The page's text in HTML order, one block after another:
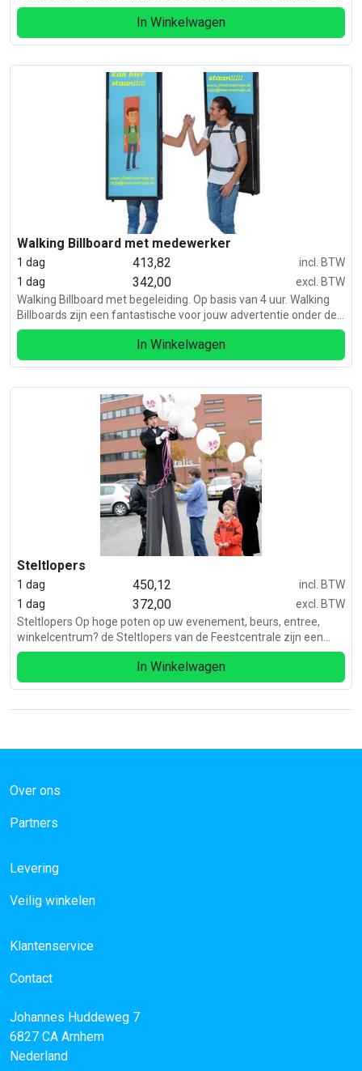
brengen en tegelijkertijd te communiceren met potentiële
In Winkelwagen
Walking Billboard met medewerker
1 dag 413,82
incl. BTW
1 dag
342,00
excl. BTW
Walking Billboard met begeleiding. Op basis van 4 uur. Walking
Billboards zijn een fantastische voor jouw advertentie onder de
aandacht te brengen. Je hebt geen vergunning nodig.
In Winkelwagen
Steltlopers
1 dag 450,12
incl. BTW
1 dag
372,00
excl. BTW
Steltlopers Op hoge poten op uw evenement, beurs, entree,
winkelcentrum? de Steltlopers van de Feestcentrale zijn een
echte blikvanger.
In Winkelwagen
Over ons
Partners
Levering
Veilig winkelen
Klantenservice
Contact
Johannes Huddeweg 7
6827 CA Arnhem
Nederland